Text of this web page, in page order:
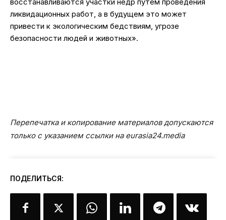
ликвидационных работ, а в будущем это может
привести к экологическим бедствиям, угрозе
безопасности людей и животных».
Перепечатка и копирование материалов допускаются
только с указанием ссылки на eurasia24.media
ПОДЕЛИТЬСЯ: